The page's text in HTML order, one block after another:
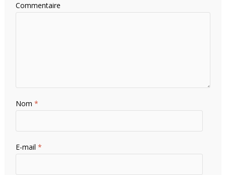
Commentaire
Nom*
E-mail*